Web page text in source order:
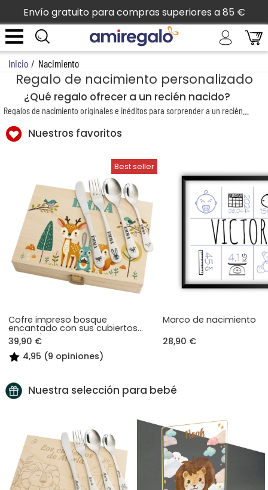
Envío gratuito para compras superiores a 85 €
Inicio / Nacimiento
Regalo de nacimiento personalizado
¿Qué regalo ofrecer a un recién nacido?
Nuestros favoritos
Cofre impreso bosque
encantado con sus cubiertos
grabados
39,90 €
4,95 (9 opiniones)
Marco de nacimiento
28,90 €
Nuestra selección para bebé